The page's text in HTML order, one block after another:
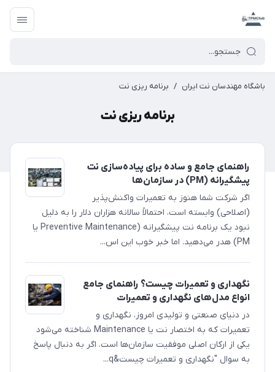
باشگاه مهندسان نت ایران / برنامه ریزی نت
برنامه ریزی نت
راهنمای جامع و ساده برای پیاده‌سازی نت
پیشگیرانه (PM) در سازمان‌ها
اگر شرکت شما هنوز به تعمیرات واکنش‌پذیر
(اصلاحی) وابسته است، احتمالاً سالانه هزاران دلار را به دلیل
نبود یک برنامه نت پیشگیرانه (Preventive Maintenance یا
PM) هدر می‌دهید. اما خبر خوب این اس...
نگهداری و تعمیرات چیست؟ راهنمای جامع
انواع مدل‌های نگهداری و تعمیرات
در دنیای صنعتی و تولیدی امروز، نگهداری و
تعمیرات که به اختصار نت یا Maintenance شناخته می‌شود
یکی از ارکان اصلی موفقیت سازمان‌ها است. اگر به دنبال پاسخ
به سوال "نگهداری و تعمیرات چیست&q...